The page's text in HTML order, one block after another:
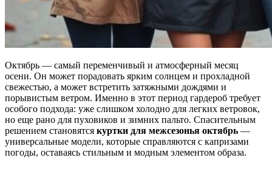
Октябрь — самый переменчивый и атмосферный месяц
осени. Он может порадовать ярким солнцем и прохладной
свежестью, а может встретить затяжными дождями и
порывистым ветром. Именно в этот период гардероб требует
особого подхода: уже слишком холодно для легких ветровок,
но еще рано для пуховиков и зимних пальто. Спасительным
решением становятся куртки для межсезонья октябрь —
универсальные модели, которые справляются с капризами
погоды, оставаясь стильным и модным элементом образа.